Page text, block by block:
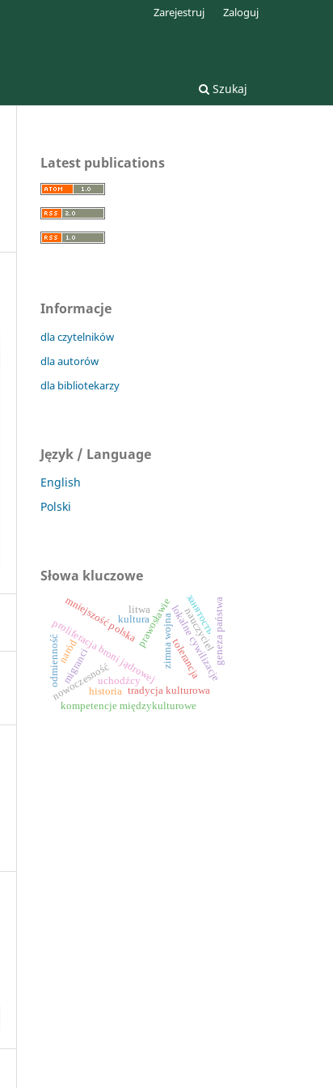
Szukaj
Zarejestruj Zaloguj
Latest publications
Informacje
dla czytelników
dla autorów
dla bibliotekarzy
Język / Language
English
Polski
Słowa kluczowe
proliferacja broni jądrowejzimna wojna
nowoczesność
prawosławie
tradycja kulturowa
lokalne cywilizacje
mniejszość polska nauczyciel
kompetencje międzykulturowe
tolerancja
odmienność
kultura
uchodźcy
migranci
geneza państwa
naród
historia
litwa занятость